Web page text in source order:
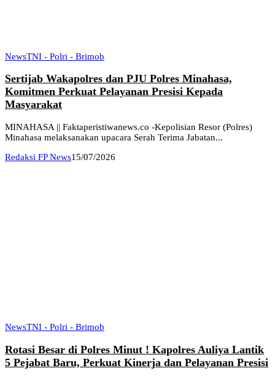
NewsTNI - Polri - Brimob
Sertijab Wakapolres dan PJU Polres Minahasa,
Komitmen Perkuat Pelayanan Presisi Kepada
Masyarakat
MINAHASA || Faktaperistiwanews.co -Kepolisian Resor (Polres)
Minahasa melaksanakan upacara Serah Terima Jabatan...
Redaksi FP News15/07/2026
NewsTNI - Polri - Brimob
Rotasi Besar di Polres Minut ! Kapolres Auliya Lantik
5 Pejabat Baru, Perkuat Kinerja dan Pelayanan Presisi